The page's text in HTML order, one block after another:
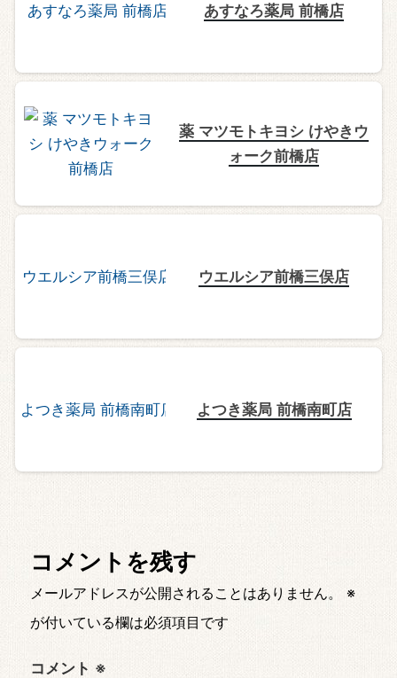
あすなろ薬局 前橋店
薬 マツモトキヨシ けやきウ
ォーク前橋店
ウエルシア前橋三俣店
よつき薬局 前橋南町店
コメントを残す
メールアドレスが公開されることはありません。
※
が付いている欄は必須項目です
コメント ※